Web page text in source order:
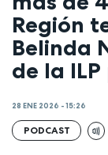
Región
Belinda
de la
28 ENE 2026 - 15:26
PODCAST